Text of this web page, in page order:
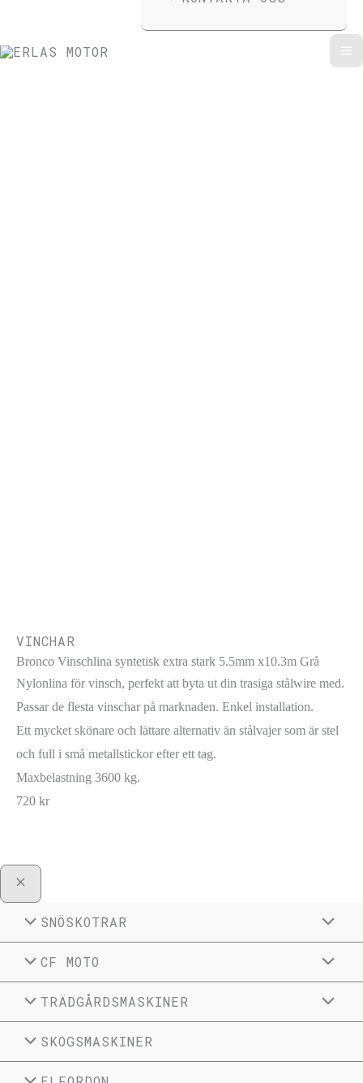
VINCHAR
Bronco Vinschlina syntetisk extra stark 5.5mm x10.3m Grå
Nylonlina för vinsch, perfekt att byta ut din trasiga stålwire med.
Passar de flesta vinschar på marknaden. Enkel installation.
Ett mycket skönare och lättare alternativ än stålvajer som är stel
och full i små metallstickor efter ett tag.
Maxbelastning 3600 kg.
720 kr
SNÖSKOTRAR
CF MOTO
TRÄDGÅRDSMASKINER
SKOGSMASKINER